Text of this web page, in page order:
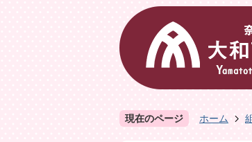
現在のページ ホーム